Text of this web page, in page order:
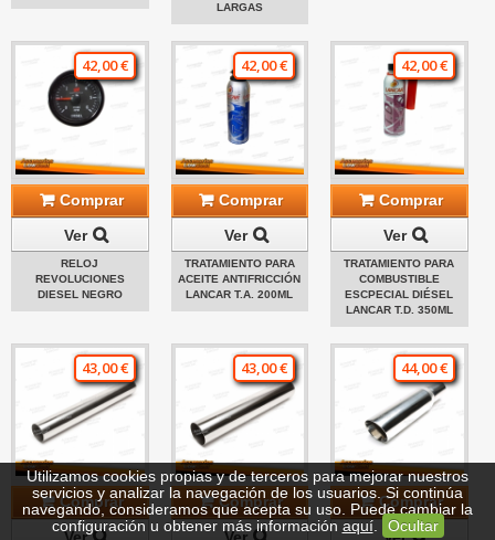
LARGAS
42,00 €
Comprar
Ver
RELOJ
REVOLUCIONES
DIESEL NEGRO
42,00 €
Comprar
Ver
TRATAMIENTO PARA
ACEITE ANTIFRICCIÓN
LANCAR T.A. 200ML
42,00 €
Comprar
Ver
TRATAMIENTO PARA
COMBUSTIBLE
ESCPECIAL DIÉSEL
LANCAR T.D. 350ML
43,00 €
Comprar
43,00 €
Comprar
44,00 €
Comprar
Utilizamos cookies propias y de terceros para mejorar nuestros
servicios y analizar la navegación de los usuarios. Si continúa
navegando, consideramos que acepta su uso. Puede cambiar la
configuración u obtener más información aquí. Ocultar